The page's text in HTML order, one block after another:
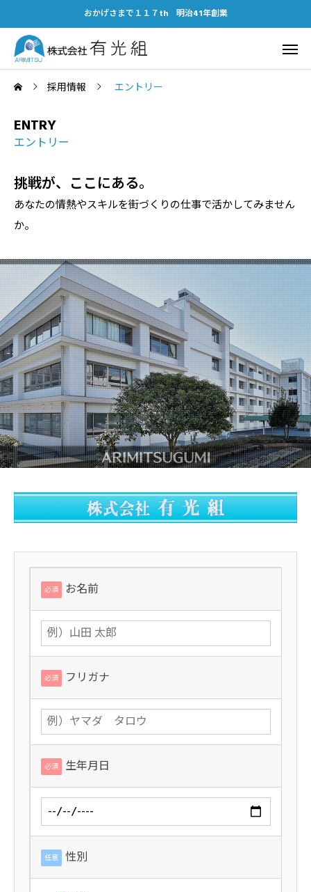
おかげさまで１１７th 明治41年創業
採用情報 エントリー
ENTRY
エントリー
挑戦が、ここにある。
あなたの情熱やスキルを街づくりの仕事で活かしてみません
か。
必須 お名前
必須 フリガナ
必須 生年月日
任意 性別